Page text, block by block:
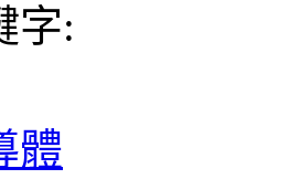
字:
體